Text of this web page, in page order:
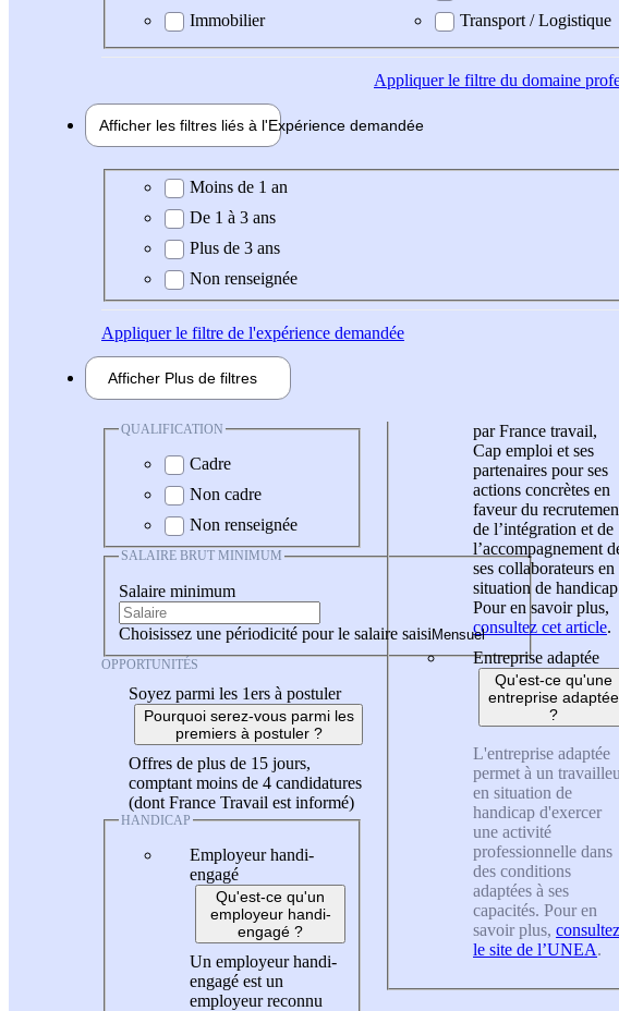
Immobilier
Transport / Logistique
Appliquerle filtre du domaine
Afficher les filtres liés à l'Expérience demandée
Expérience demandée
Moins de 1 an
De 1 à 3 ans
Plus de 3 ans
Non renseignée
Appliquerle filtre de l'expérience demandée
Afficher Plus de filtres
QUALIFICATION
Cadre
Non cadre
Non renseignée
SALAIRE BRUT MINIMUM
Salaire minimum
Choisissez une périodicité pour le salaire saisi
OPPORTUNITÉS
Soyez parmi les 1ers à postuler
Pourquoi serez-vous parmi les
premiers à postuler ?
Offres de plus de 15 jours,
comptant moins de 4 candidatures
(dont France Travail est informé)
HANDICAP
Employeur handi-
engagé
Qu'est-ce qu'un
employeur handi-
engagé ?
Un employeur handi-
engagé est un
employeur reconnu
par France travail,
Cap emploi et ses
partenaires pour ses
actions concrètes en
faveur du
de l’intégration et de
l’accompagnement
ses collaborateurs en
situation de
Pour en savoir plus,
consultez cet article.
Entreprise adaptée
Qu'est-ce qu'une
entreprise adaptée
?
L'entreprise adaptée
permet à un
en situation de
handicap d'exercer
une activité
professionnelle dans
des conditions
adaptées à ses
capacités. Pour en
savoir plus, consultez
le site de l’UNEA.